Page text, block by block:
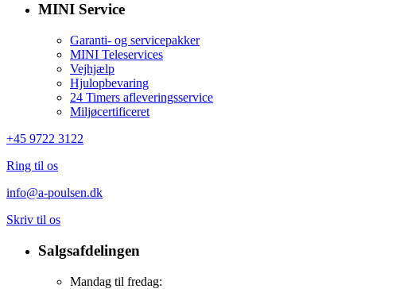
MINI Service
Garanti- og servicepakker
MINI Teleservices
Vejhjælp
Hjulopbevaring
24 Timers afleveringsservice
Miljøcertificeret
+45 9722 3122
Ring til os
info@a-poulsen.dk
Skriv til os
Salgsafdelingen
Mandag til fredag: